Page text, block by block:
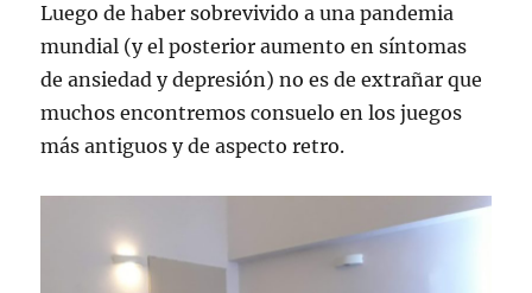
Luego de haber sobrevivido a una pandemia
mundial (y el posterior aumento en síntomas
de ansiedad y depresión) no es de extrañar que
muchos encontremos consuelo en los juegos
más antiguos y de aspecto retro.